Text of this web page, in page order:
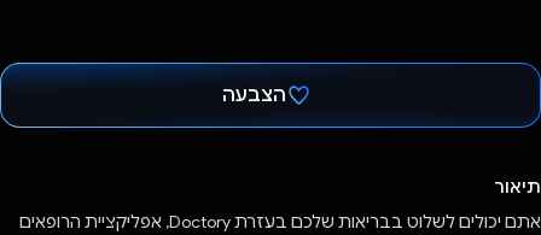
הצבעה
תיאור
אתם יכולים לשלוט בבריאות שלכם בעזרת Doctory, אפליקציית הרופאים